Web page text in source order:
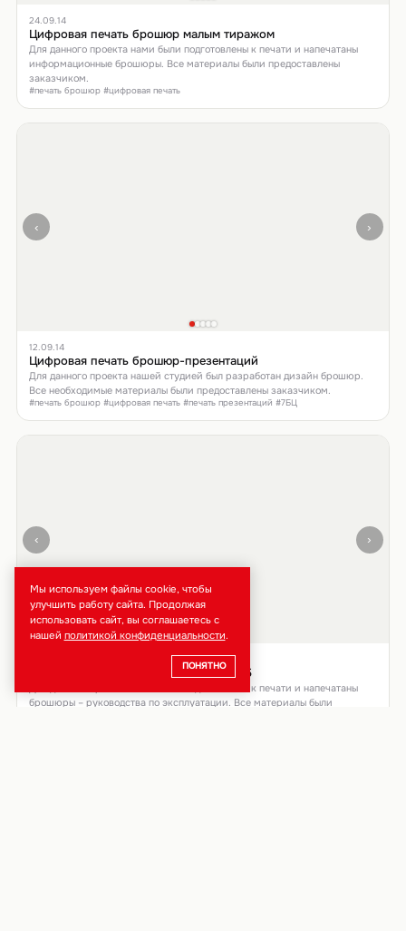
24.09.14
Цифровая печать брошюр малым тиражом
Для данного проекта нами были подготовлены к печати и напечатаны
информационные брошюры. Все материалы были предоставлены
заказчиком.
#печать брошюр #цифровая печать
‹ ›
12.09.14
Цифровая печать брошюр-презентаций
Для данного проекта нашей студией был разработан дизайн брошюр.
Все необходимые материалы были предоставлены заказчиком.
#печать брошюр #цифровая печать #печать презентаций #7БЦ
‹ ›
Цифровая печать брошюр формата А5
Для данного проекта нами были подготовлены к печати и напечатаны
брошюры – руководства по эксплуатации. Все материалы были
Мы используем файлы cookie, чтобы
улучшить работу сайта. Продолжая
использовать сайт, вы соглашаетесь с
нашей политикой конфиденциальности.
ПОНЯТНО